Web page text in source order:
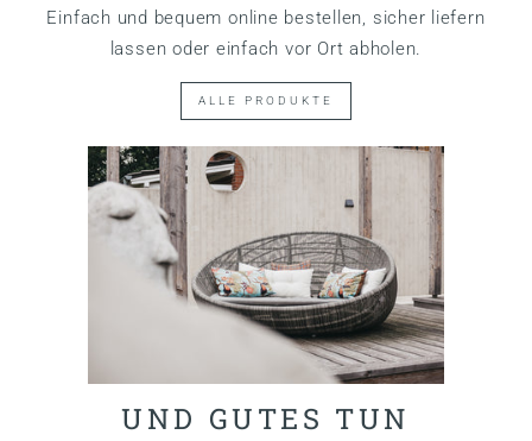
Einfach und bequem online bestellen, sicher liefern
lassen oder einfach vor Ort abholen.
ALLE PRODUKTE
UND GUTES TUN